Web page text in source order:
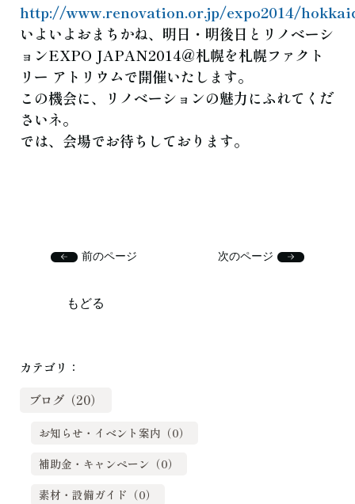
http://www.renovation.or.jp/expo2014/
いよいよおまちかね、明日・明後日とリノベーシ
ョンEXPO JAPAN2014＠札幌を札幌ファクト
リー アトリウムで開催いたします。
この機会に、リノベーションの魅力にふれてくだ
さいネ。
では、会場でお待ちしております。
前のページ
もどる
次のページ
カテゴリ：
ブログ（20）
お知らせ・イベント案内（0）
補助金・キャンペーン（0）
素材・設備ガイド（0）